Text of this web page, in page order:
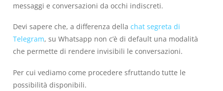
messaggi e conversazioni da occhi indiscreti.
Devi sapere che, a differenza della chat segreta di
Telegram, su Whatsapp non c’è di default una modalità
che permette di rendere invisibili le conversazioni.
Per cui vediamo come procedere sfruttando tutte le
possibilità disponibili.